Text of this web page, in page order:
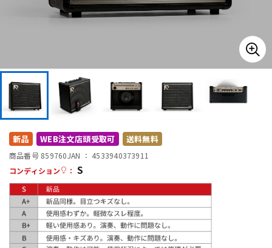
アンプ
DTM オンライン納品 レコーディング機器
配信/ライブ機器
中古 ヴィンテージ
新品 WEB注文店頭受取可 送料無料
商品番号 859760JAN ： 4533940373911
コンディション
： S